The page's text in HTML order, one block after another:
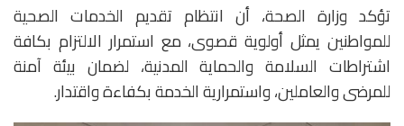
تؤكد وزارة الصحة، أن انتظام تقديم الخدمات الصحية
للمواطنين يمثل أولوية قصوى، مع استمرار الالتزام بكافة
اشتراطات السلامة والحماية المدنية، لضمان بيئة آمنة
للمرضى والعاملين، واستمرارية الخدمة بكفاءة واقتدار.